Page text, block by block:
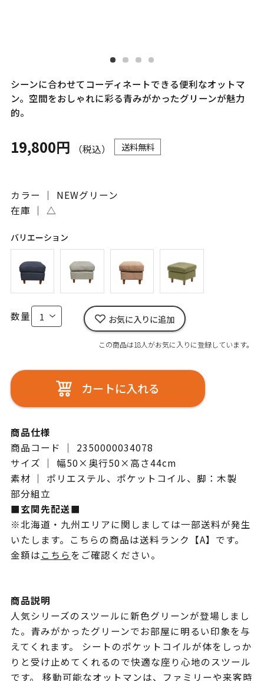
シーンに合わせてコーディネートできる便利なオットマ
ン。空間をおしゃれに彩る青みがかったグリーンが魅力
的。
19,800円 （税込） 送料無料
カラー ｜ NEWグリーン
在庫 ｜ △
バリエーション
数量 お気に入りに追加
この商品は18人がお気に入りに登録しています。
カートに入れる
商品仕様
商品コード ｜ 2350000034078
サイズ ｜ 幅50×奥行50×高さ44cm
素材 ｜ ポリエステル、ポケットコイル、脚：木製
部分組立
■玄関先配送■
※北海道・九州エリアに関しましては一部送料が発生
いたします。こちらの商品は送料ランク【A】です。
金額はこちらをご確認ください。
商品説明
人気シリーズのスツールに新色グリーンが登場しまし
た。青みがかったグリーンでお部屋に明るい印象を与
えてくれます。 シートのポケットコイルが体をしっか
りと受け止めてくれるので快適な座り心地のスツール
です。 移動可能なオットマンは、ファミリーや来客時